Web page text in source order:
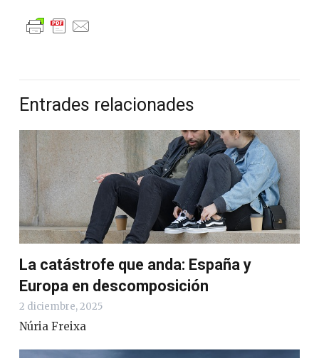
Entrades relacionades
La catástrofe que anda: España y
Europa en descomposición
2 diciembre, 2025
Núria Freixa